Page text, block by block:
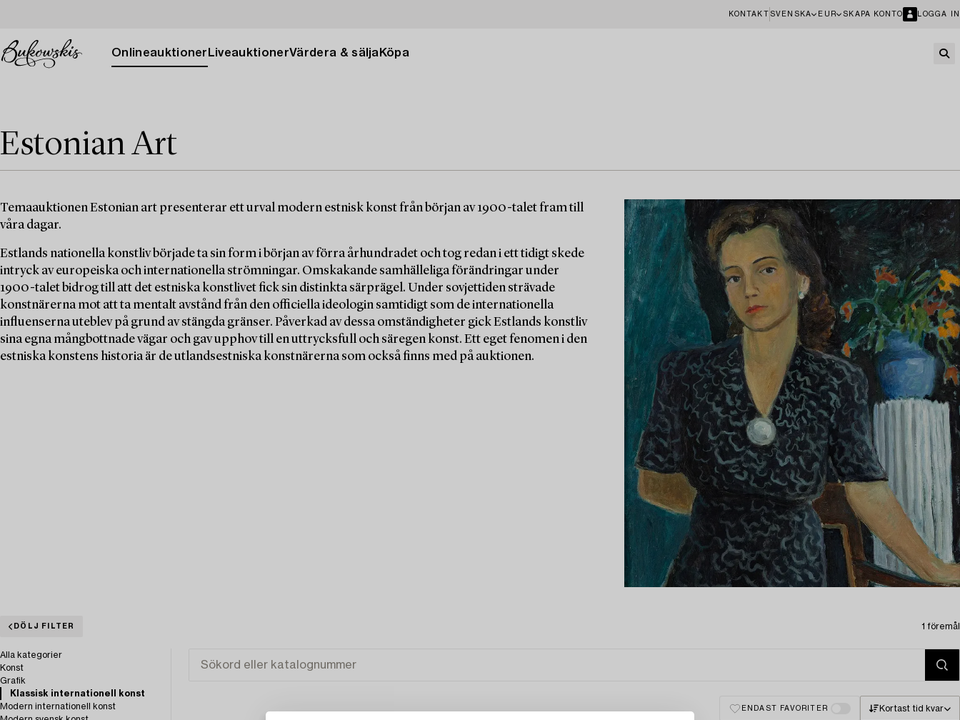
KONTAKT SVENSKA EUR SKAPA KONTO LOGGA IN
Onlineauktioner LiveauktionerVärdera & sälja Köpa
Estonian Art
Temaauktionen Estonian art presenterar ett urval modern estnisk konst från början av 1900-talet fram till
våra dagar.
Estlands nationella konstliv började ta sin form i början av förra århundradet och tog redan i ett tidigt skede
intryck av europeiska och internationella strömningar. Omskakande samhälleliga förändringar under
1900-talet bidrog till att det estniska konstlivet fick sin distinkta särprägel. Under sovjettiden strävade
konstnärerna mot att ta mentalt avstånd från den officiella ideologin samtidigt som de internationella
influenserna uteblev på grund av stängda gränser. Påverkad av dessa omständigheter gick Estlands konstliv
sina egna mångbottnade vägar och gav upphov till en uttrycksfull och säregen konst. Ett eget fenomen i den
estniska konstens historia är de utlandsestniska konstnärerna som också finns med på auktionen.
DÖLJ FILTER 1 föremål
Alla kategorier
Konst
Grafik
Klassisk internationell konst
Modern internationell konst
ENDAST FAVORITER Kortast tid kvar